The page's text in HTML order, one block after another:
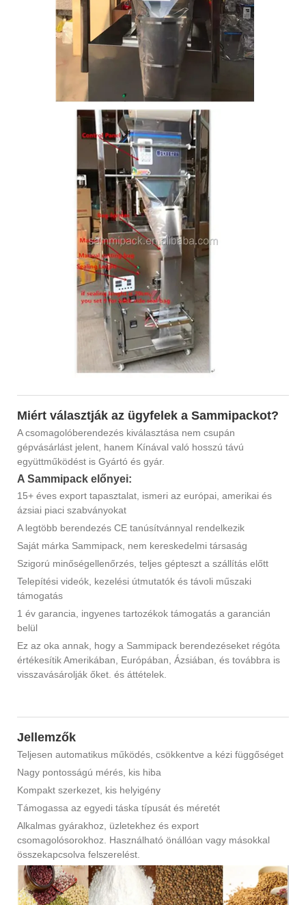
Miért választják az ügyfelek a Sammipackot?
A csomagolóberendezés kiválasztása nem csupán
gépvásárlást jelent, hanem Kínával való hosszú távú
együttműködést is Gyártó és gyár.
A Sammipack előnyei:
15+ éves export tapasztalat, ismeri az európai, amerikai és
ázsiai piaci szabványokat
A legtöbb berendezés CE tanúsítvánnyal rendelkezik
Saját márka Sammipack, nem kereskedelmi társaság
Szigorú minőségellenőrzés, teljes gépteszt a szállítás előtt
Telepítési videók, kezelési útmutatók és távoli műszaki
támogatás
1 év garancia, ingyenes tartozékok támogatás a garancián
belül
Ez az oka annak, hogy a Sammipack berendezéseket régóta
értékesítik Amerikában, Európában, Ázsiában, és továbbra is
visszavásárolják őket. és áttételek.
Jellemzők
Teljesen automatikus működés, csökkentve a kézi függőséget
Nagy pontosságú mérés, kis hiba
Kompakt szerkezet, kis helyigény
Támogassa az egyedi táska típusát és méretét
Alkalmas gyárakhoz, üzletekhez és export
csomagolósorokhoz. Használható önállóan vagy másokkal
összekapcsolva felszerelést.